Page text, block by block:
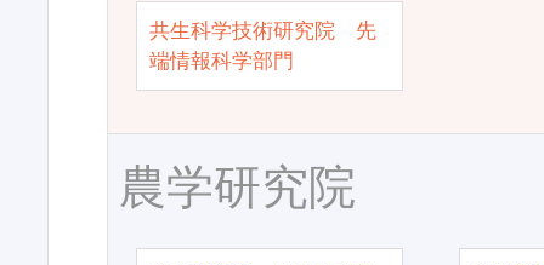
共生科学技術研究院 先
端情報科学部門
農学研究院